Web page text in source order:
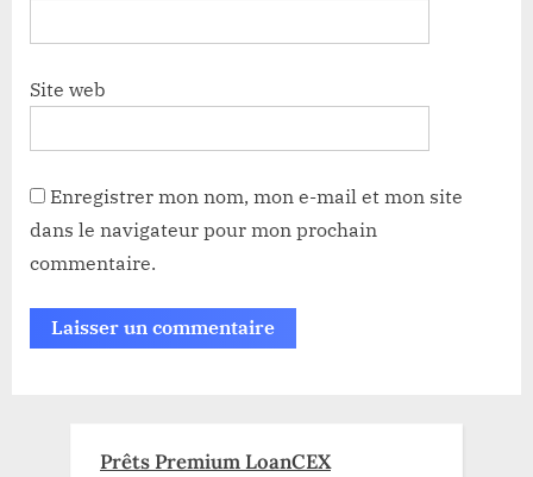
Site web
Enregistrer mon nom, mon e-mail et mon site
dans le navigateur pour mon prochain
commentaire.
Prêts Premium LoanCEX